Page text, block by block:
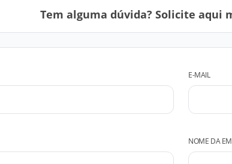
Tem alguma dúvida? Solicite aqui
E-MAIL
NOME DA